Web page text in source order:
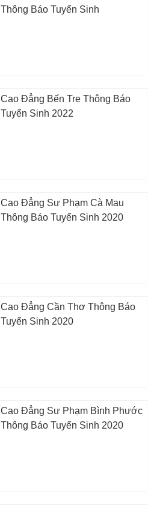
Thông Báo Tuyển Sinh
Cao Đẳng Bến Tre Thông Báo
Tuyển Sinh 2022
Cao Đẳng Sư Phạm Cà Mau
Thông Báo Tuyển Sinh 2020
Cao Đẳng Cần Thơ Thông Báo
Tuyển Sinh 2020
Cao Đẳng Sư Phạm Bình Phước
Thông Báo Tuyển Sinh 2020